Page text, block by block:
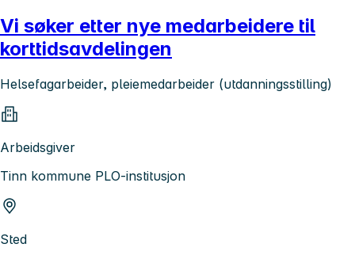
Vi søker etter nye medarbeidere til
korttidsavdelingen
Helsefagarbeider, pleiemedarbeider (utdanningsstilling)
Arbeidsgiver
Tinn kommune PLO-institusjon
Sted